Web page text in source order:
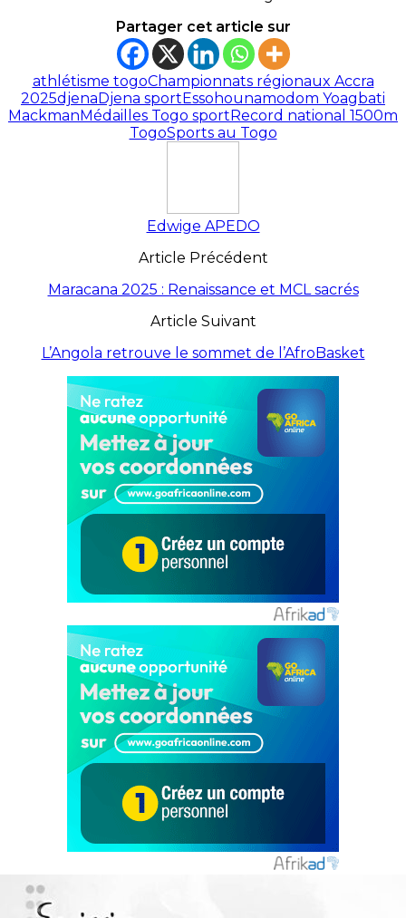
Partager cet article sur
athlétisme togoChampionnats régionaux Accra
2025djenaDjena sportEssohounamodom Yoagbati
MackmanMédailles Togo sportRecord national 1500m
TogoSports au Togo
Edwige APEDO
Article Précédent
Maracana 2025 : Renaissance et MCL sacrés
Article Suivant
L’Angola retrouve le sommet de l’AfroBasket